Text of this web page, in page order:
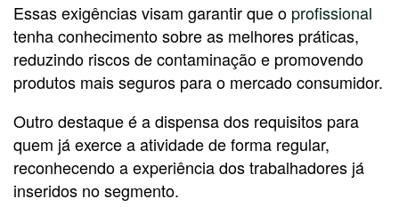
Essas exigências visam garantir que o profissional
tenha conhecimento sobre as melhores práticas,
reduzindo riscos de contaminação e promovendo
produtos mais seguros para o mercado consumidor.
Outro destaque é a dispensa dos requisitos para
quem já exerce a atividade de forma regular,
reconhecendo a experiência dos trabalhadores já
inseridos no segmento.